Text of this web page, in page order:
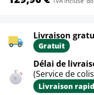
Livraison
Gratuit
Délai de
(Service de
Livraison